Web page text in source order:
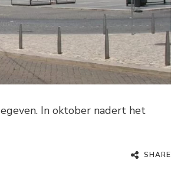
In oktober nadert het
SHARE